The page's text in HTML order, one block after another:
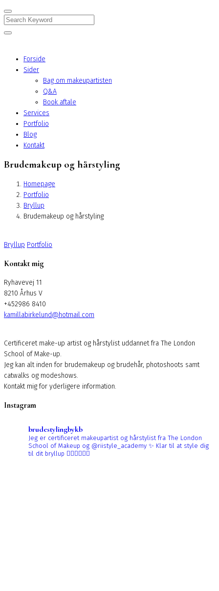
Search
Forside
Sider
Bag om makeupartisten
Q&A
Book aftale
Services
Portfolio
Blog
Kontakt
Brudemakeup og hårstyling
Homepage
Portfolio
Bryllup
Brudemakeup og hårstyling
Bryllup Portfolio
Kontakt mig
Ryhavevej 11
8210 Århus V
+452986 8410
kamillabirkelund@hotmail.com
Certificeret make-up artist og hårstylist uddannet fra The London
School of Make-up.
Jeg kan alt inden for brudemakeup og brudehår, photoshoots samt
catwalks og modeshows.
Kontakt mig for yderligere information.
Instagram
brudestylingbykb
Jeg er certificeret makeupartist og hårstylist fra The London
School of Makeup og @riistyle_academy ✨ Klar til at style dig
til dit bryllup 👰🏼‍♀️👰🏻‍♀️